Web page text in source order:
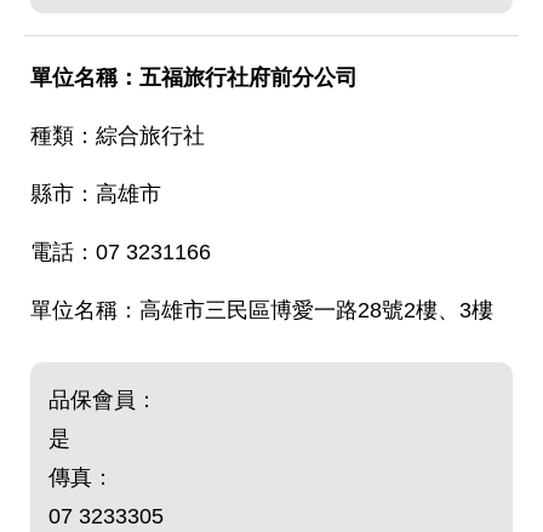
五福旅行社府前分公司
綜合旅行社
高雄市
07 3231166
高雄市三民區博愛一路28號2樓、3樓
品保會員：
是
傳真：
07 3233305